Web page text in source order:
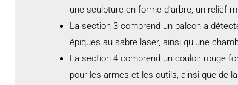
une sculpture en forme d’arbre, un relief
La section 3 comprend un balcon a
épiques au sabre laser, ainsi qu’une
La section 4 comprend un couloir rouge
pour les armes et les outils, ainsi que de